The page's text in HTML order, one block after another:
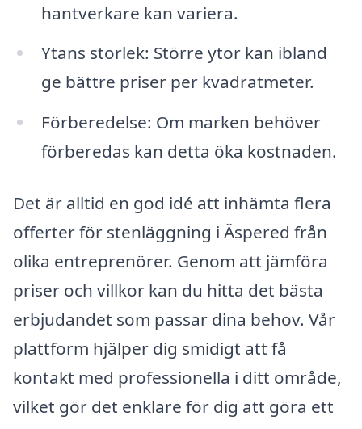
hantverkare kan variera.
Ytans storlek: Större ytor kan ibland
ge bättre priser per kvadratmeter.
Förberedelse: Om marken behöver
förberedas kan detta öka kostnaden.
Det är alltid en god idé att inhämta flera
offerter för stenläggning i Äspered från
olika entreprenörer. Genom att jämföra
priser och villkor kan du hitta det bästa
erbjudandet som passar dina behov. Vår
plattform hjälper dig smidigt att få
kontakt med professionella i ditt område,
vilket gör det enklare för dig att göra ett